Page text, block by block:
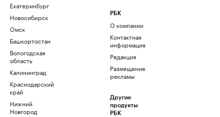
Екатеринбург
Новосибирск
Омск
Башкортостан
Вологодская
область
Калининград
Краснодарский
край
Нижний
Новгород
РБК
О компании
Контактная
информация
Редакция
Размещение
рекламы
Другие
продукты
РБК